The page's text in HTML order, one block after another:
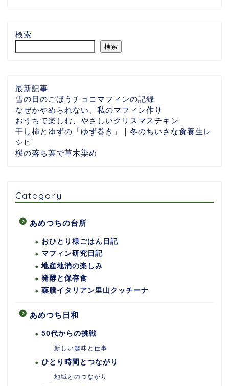
検索
検索
最新記事
雪の日のごぼうチョコマフィンの記録
なぜかやめられない、私のマフィン作り
おうちで楽しむ、やさしいクリスマスチキン
干し柿とゆずの「ゆず巻き」｜冬のちいさな食養生レ
シピ
桜の落ち葉で草木染め
Category
あめつちの台所
おひとり様ごはん日記
マフィン研究日記
地産地消の楽しみ
発酵と保存食
薬膳イタリアン里山クッチーナ
あめつち日和
50代からの挑戦
新しい趣味と仕事
ひとり時間とつながり
地域とのつながり